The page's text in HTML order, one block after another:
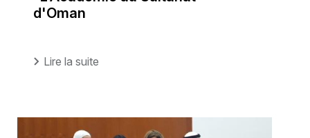
d'Oman
Lire la suite